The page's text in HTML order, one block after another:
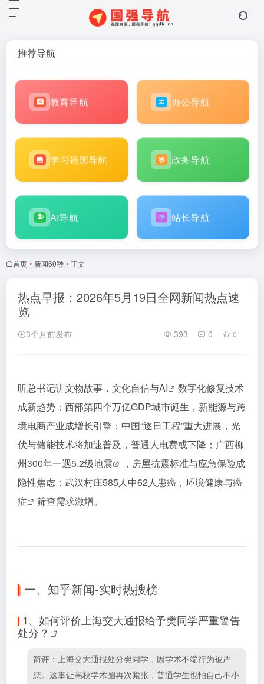
推荐导航
教育导航 办公导航
学习强国导航 政务导航
AI导航 站长导航
首页 • 新闻60秒 • 正文
热点早报：2026年5月19日全网新闻热点速
览
3个月前发布 393 0 0
听总书记讲文物故事，文化自信与AI
数字化修复技术
成新趋势；西部第四个万亿GDP城市诞生，新能源与跨
境电商产业成增长引擎；中国“逐日工程”重大进展，光
伏与储能技术将加速普及，普通人电费或下降；广西柳
州300年一遇5.2级地震
，房屋抗震标准与应急保险成
隐性焦虑；武汉村庄585人中62人患癌，环境健康与癌
症
筛查需求激增。
一、知乎新闻-实时热搜榜
1、 如何评价上海交大通报给予樊同学严重警告
处分？
简评：上海交大通报处分樊同学，因学术不端行为被严
惩。这事让高校学术圈再次紧张，普通学生也怕自己不小